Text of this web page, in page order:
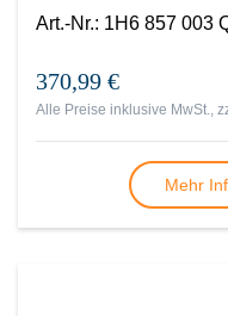
Art.-Nr.: 1H6 857 003
370,99 €
Alle Preise inklusive MwSt.,
Mehr